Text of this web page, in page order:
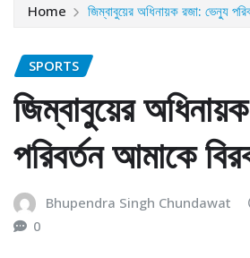
Home জিম্বাবুয়ের অধিনায়ক রজা: ভেন্যু
SPORTS
জিম্বাবুয়ের
পরিবর্তন আমাকে
Bhupendra Singh Chundawat
0